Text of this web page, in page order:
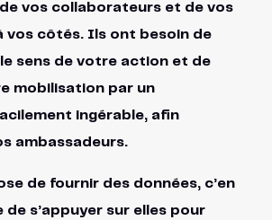
vos collaborateurs et de vos
vos côtés. Ils ont besoin de
sens de votre action et de
mobilisation par un
ingérable, afin
ambassadeurs.
de fournir des données, c’en
de s’appuyer sur elles pour